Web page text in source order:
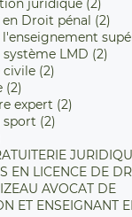
en Droit pénal (2)
LMD (2)
(2)
(2)
expert (2)
(2)
EN LICENCE DE
AVOCAT DE
ET ENSEIGNANT